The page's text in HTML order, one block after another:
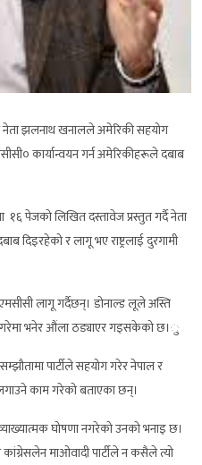
नेता झलनाथ खनालले अमेरिकी सहयोग
कार्यान्वयन गर्न अमेरिकीहरूले दबाब
१६ पेजको लिखित दस्तावेज प्रस्तुत गर्दै नेता
दिइरहेको र लागू भए राष्ट्रलाई दुरगामी
लागू गर्दैछन्। डोनाल्ड लूले अस्ति
भनेर औंला ठड्याएर गइसकेको छ।ु
पार्टीले सहयोग गरेर नेपाल र
काम गरेको बताएका छन्।
घोषणा नगरेको उनको भनाइ छ।
माओवादी पार्टीले न कसैले त्यो